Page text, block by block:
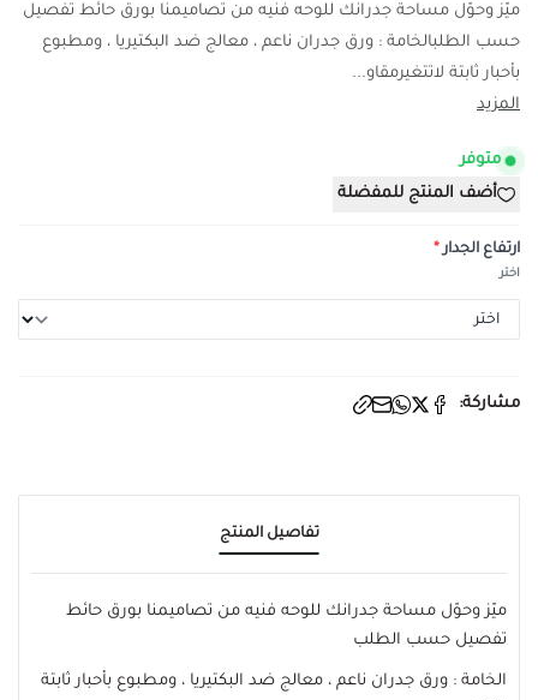
ميّز وحوّل مساحة جدرانك للوحه فنيه من تصاميمنا بورق حائط تفصيل
حسب الطلبالخامة : ورق جدران ناعم ، معالج ضد البكتيريا ، ومطبوع
بأحبار ثابتة لاتتغيرمقاو...
المزيد
متوفر
أضف المنتج للمفضلة
ارتفاع الجدار*
اختر
مشاركة:
تفاصيل المنتج
ميّز وحوّل مساحة جدرانك للوحه فنيه من تصاميمنا بورق حائط
تفصيل حسب الطلب
الخامة : ورق جدران ناعم ، معالج ضد البكتيريا ، ومطبوع بأحبار ثابتة